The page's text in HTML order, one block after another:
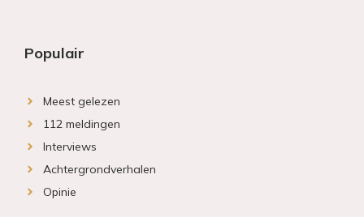
Populair
Meest gelezen
112 meldingen
Interviews
Achtergrondverhalen
Opinie